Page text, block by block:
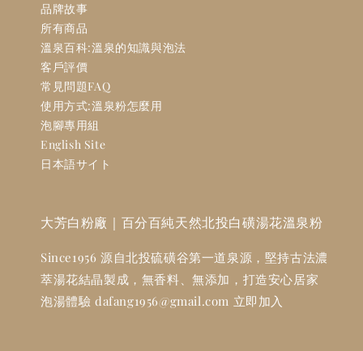
品牌故事
所有商品
溫泉百科:溫泉的知識與泡法
客戶評價
常見問題FAQ
使用方式:溫泉粉怎麼用
泡腳專用組
English Site
日本語サイト
大芳白粉廠｜百分百純天然北投白磺湯花溫泉粉
Since1956 源自北投硫磺谷第一道泉源，堅持古法濃
萃湯花結晶製成，無香料、無添加，打造安心居家
泡湯體驗 dafang1956@gmail.com 立即加入